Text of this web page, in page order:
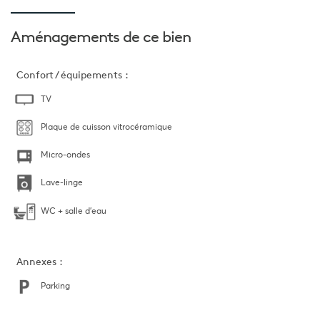
Aménagements de ce bien
Confort / équipements :
TV
Plaque de cuisson vitrocéramique
Micro-ondes
Lave-linge
WC + salle d'eau
Annexes :
Parking